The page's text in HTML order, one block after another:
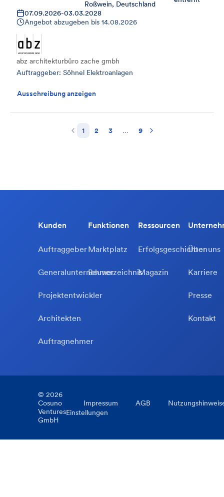
Roßwein, Deutschland
07.09.2026-03.03.2028
Angebot abzugeben bis 14.08.2026
abz architekturbüro zache gmbh
Auftraggeber: Söhnel Elektroanlagen
Ausschreibung anzeigen
1 2 3 ... 9
Kunden
Auftraggeber
Generalunternehmer
Projektentwickler
Architekten
Auftragnehmer
Funktionen
Marktplatz
Bauverzeichnis
Ressourcen
Erfolgsgeschichten
Magazin
Über uns
Karriere
Presse
Kontakt
© 2026
Cosuno
Ventures
GmbH
Impressum AGB
Einstellungen